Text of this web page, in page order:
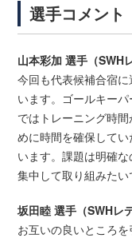
選手コメント
山本彩加 選手（SWH
今回も代表候補合宿
います。ゴールキー
ではトレーニング時
めに時間を確保して
います。課題は明確
集中して取り組みたい
坂田睦 選手（SWHレ
お互いの良いところ